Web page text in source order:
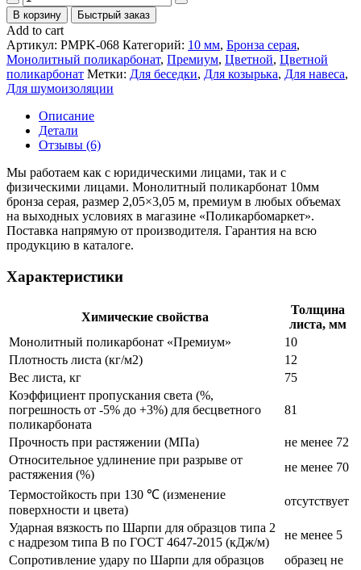
В корзину Быстрый заказ
Add to cart
Артикул: PMPK-068 Категорий: 10 мм, Бронза серая,
Монолитный поликарбонат, Премиум, Цветной, Цветной
поликарбонат Метки: Для беседки, Для козырька, Для навеса,
Для шумоизоляции
Описание
Детали
Отзывы (6)
Мы работаем как с юридическими лицами, так и с
физическими лицами. Монолитный поликарбонат 10мм
бронза серая, размер 2,05×3,05 м, премиум в любых объемах
на выходных условиях в магазине «Поликарбомаркет».
Поставка напрямую от производителя. Гарантия на всю
продукцию в каталоге.
Характеристики
Химические свойства
Толщина
листа, мм
Монолитный поликарбонат «Премиум»
10
Плотность листа (кг/м2)
12
Вес листа, кг
75
Коэффициент пропускания света (%,
погрешность от -5% до +3%) для бесцветного
поликарбоната
81
Прочность при растяжении (МПа)
не менее 72
Относительное удлинение при разрыве от
растяжения (%)
не менее 70
Термостойкость при 130 ℃ (изменение
поверхности и цвета)
отсутствует
Ударная вязкость по Шарпи для образцов типа 2
с надрезом типа В по ГОСТ 4647-2015 (кДж/м)
не менее 5
Сопротивление удару по Шарпи для образцов
образец не